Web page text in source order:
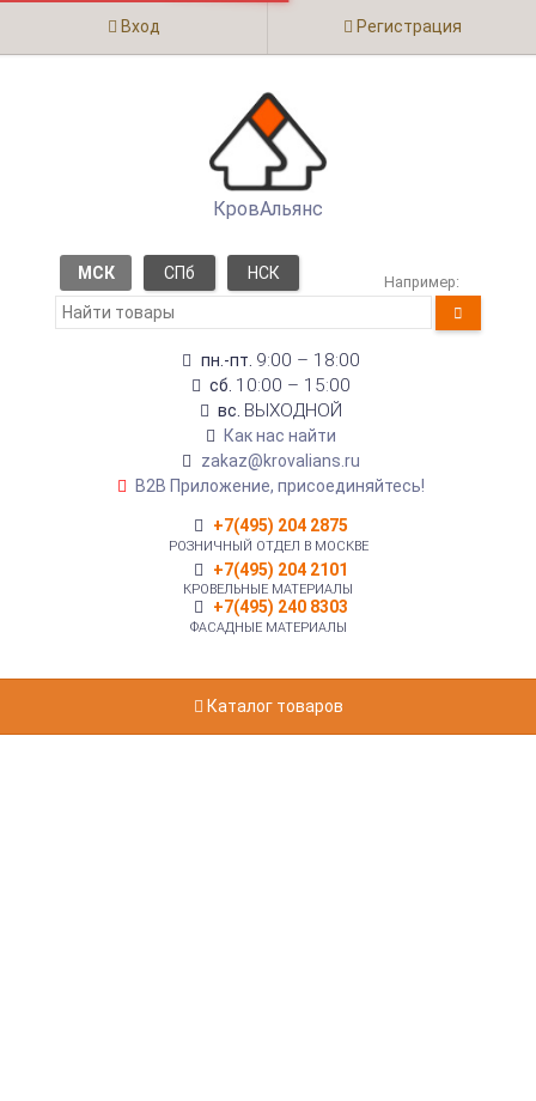
Вход Регистрация
КровАльянс
МСК СПб НСК Например:
пн.-пт. 9:00 – 18:00
сб. 10:00 – 15:00
вс. ВЫХОДНОЙ
Как нас найти
zakaz@krovalians.ru
B2B Приложение, присоединяйтесь!
+7(495) 204 2875
РОЗНИЧНЫЙ ОТДЕЛ В МОСКВЕ
+7(495) 204 2101
КРОВЕЛЬНЫЕ МАТЕРИАЛЫ
+7(495) 240 8303
ФАСАДНЫЕ МАТЕРИАЛЫ
Каталог товаров